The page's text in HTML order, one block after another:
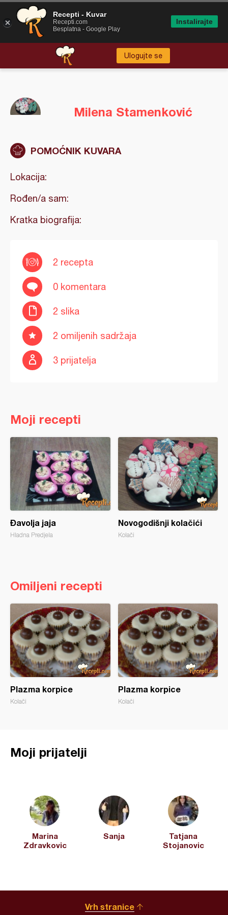
Ulogujte se
Milena Stamenković
POMOĆNIK KUVARA
Lokacija:
Rođen/a sam:
Kratka biografija:
2 recepta
0 komentara
2 slika
2 omiljenih sadržaja
3 prijatelja
Moji recepti
Đavolja jaja
Hladna Predjela
Novogodišnji kolačići
Kolači
Omiljeni recepti
Plazma korpice
Kolači
Plazma korpice
Kolači
Moji prijatelji
Marina
Zdravkovic
Sanja
Tatjana
Stojanovic
Vrh stranice
Recepti - Kuvar
Recepti.com
Besplatna - Google Play
Instalirajte